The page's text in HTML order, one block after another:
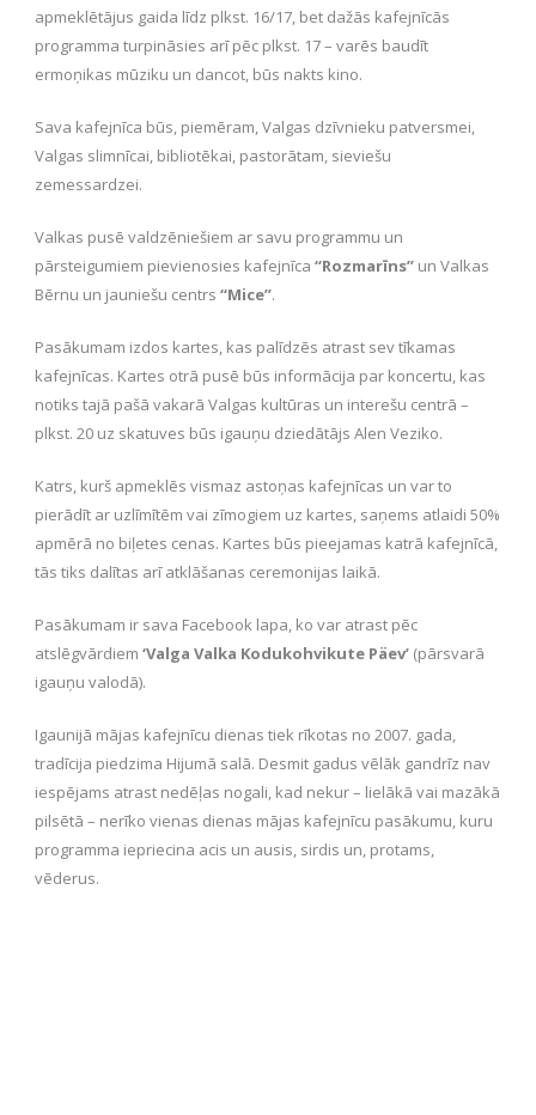
apmeklētājus gaida līdz plkst. 16/17, bet dažās kafejnīcās
programma turpināsies arī pēc plkst. 17 – varēs baudīt
ermoņikas mūziku un dancot, būs nakts kino.
Sava kafejnīca būs, piemēram, Valgas dzīvnieku patversmei,
Valgas slimnīcai, bibliotēkai, pastorātam, sieviešu
zemessardzei.
Valkas pusē valdzēniešiem ar savu programmu un
pārsteigumiem pievienosies kafejnīca “Rozmarīns” un Valkas
Bērnu un jauniešu centrs “Mice”.
Pasākumam izdos kartes, kas palīdzēs atrast sev tīkamas
kafejnīcas. Kartes otrā pusē būs informācija par koncertu, kas
notiks tajā pašā vakarā Valgas kultūras un interešu centrā –
plkst. 20 uz skatuves būs igauņu dziedātājs Alen Veziko.
Katrs, kurš apmeklēs vismaz astoņas kafejnīcas un var to
pierādīt ar uzlīmītēm vai zīmogiem uz kartes, saņems atlaidi 50%
apmērā no biļetes cenas. Kartes būs pieejamas katrā kafejnīcā,
tās tiks dalītas arī atklāšanas ceremonijas laikā.
Pasākumam ir sava Facebook lapa, ko var atrast pēc
atslēgvārdiem ‘Valga Valka Kodukohvikute Päev’ (pārsvarā
igauņu valodā).
Igaunijā mājas kafejnīcu dienas tiek rīkotas no 2007. gada,
tradīcija piedzima Hijumā salā. Desmit gadus vēlāk gandrīz nav
iespējams atrast nedēļas nogali, kad nekur – lielākā vai mazākā
pilsētā – nerīko vienas dienas mājas kafejnīcu pasākumu, kuru
programma iepriecina acis un ausis, sirdis un, protams,
vēderus.